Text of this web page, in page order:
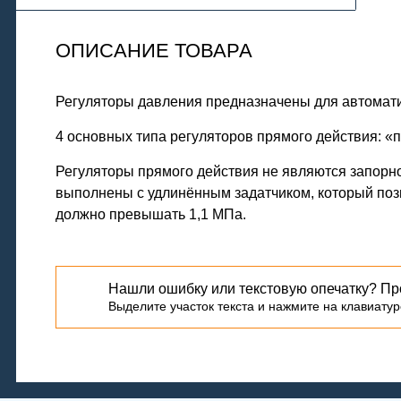
ОПИСАНИЕ ТОВАРА
Регуляторы давления предназначены для
4 основных типа регуляторов прямого действия:
Регуляторы прямого действия не являются
выполнены с удлинённым задатчиком, который
должно превышать 1,1 МПа.
Нашли ошибку или текстовую опечатку?
Выделите участок текста и нажмите на